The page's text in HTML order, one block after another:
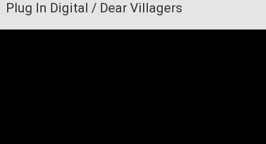
Plug In Digital / Dear Villagers